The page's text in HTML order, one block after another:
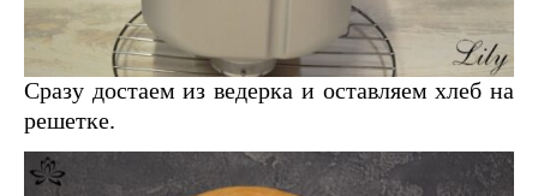
Сразу достаем из ведерка и оставляем хлеб на
решетке.